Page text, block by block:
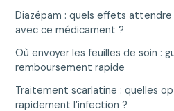
Diazépam : quels effets
avec ce médicament ?
Où envoyer les feuilles de soin :
remboursement rapide
Traitement scarlatine : quelles
rapidement l’infection ?